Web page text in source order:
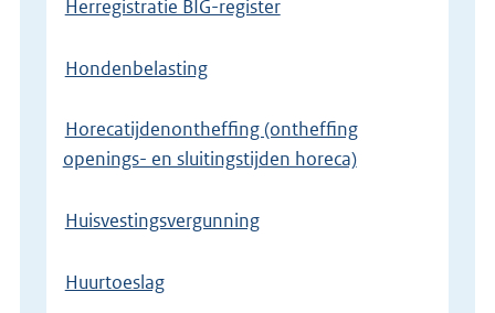
Herregistratie BIG-register
Hondenbelasting
Horecatijdenontheffing (ontheffing
openings- en sluitingstijden horeca)
Huisvestingsvergunning
Huurtoeslag